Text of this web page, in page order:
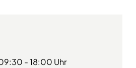
- 18:00 Uhr